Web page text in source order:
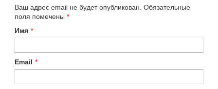
Ваш адрес email не будет опубликован. Обязательные
поля помечены *
Имя *
Email *